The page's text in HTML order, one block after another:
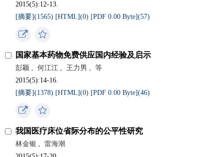
2015(5):12-13.
[摘要](1565) [HTML](0) [PDF 0.00 Byte](57)
国家基本药物免费供应国内经验及启示
彭颖 , 何江江 , 王力男 ,
等
2015(5):14-16.
[摘要](1378) [HTML](0) [PDF 0.00 Byte](46)
我国医疗床位省际分布的公平性研究
林金银 ,
雷海潮